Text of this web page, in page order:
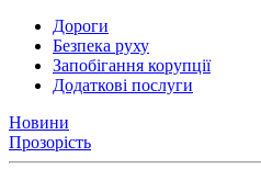
Дороги
Безпека руху
Запобігання корупції
Додаткові послуги
Новини
Прозорість